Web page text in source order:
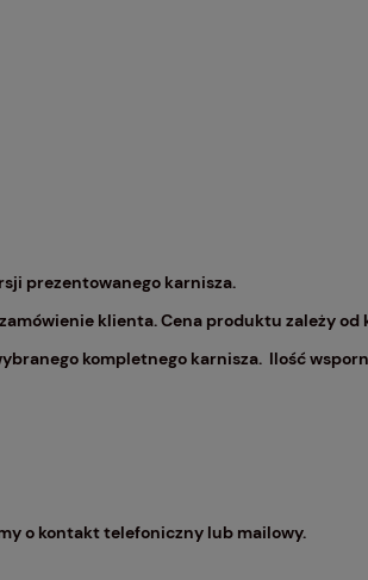
prezentowanego karnisza.
klienta. Cena produktu zależy od
kompletnego karnisza. Ilość
o kontakt telefoniczny lub mailowy.